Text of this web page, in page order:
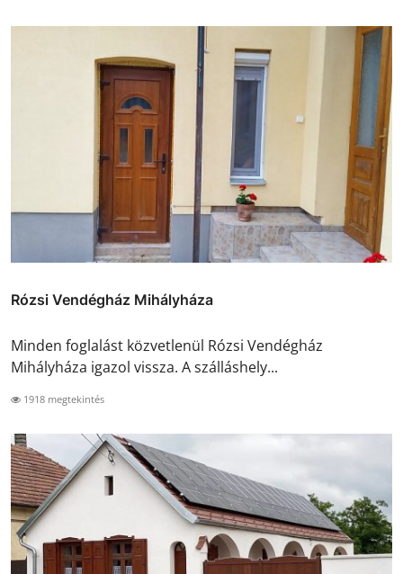
Rózsi Vendégház Mihályháza
Minden foglalást közvetlenül Rózsi Vendégház
Mihályháza igazol vissza. A szálláshely...
1918 megtekintés